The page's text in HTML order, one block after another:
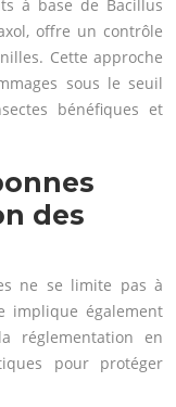
à base de Bacillus
offre un contrôle
Cette approche
sous le seuil
bénéfiques et
des
ne se limite pas à
implique également
réglementation en
pour protéger